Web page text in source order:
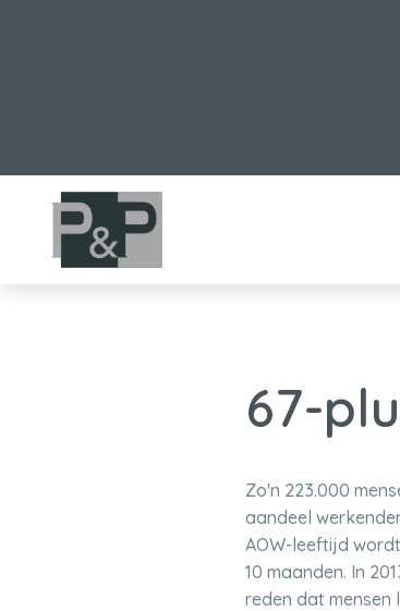
67-
Zo'n 223.000
aandeel
AOW-leeftijd
10 maanden. In
reden dat mensen